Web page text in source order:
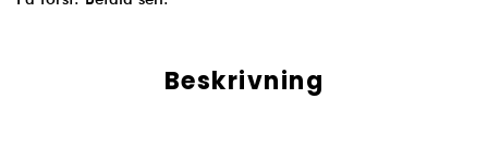
Beskrivning